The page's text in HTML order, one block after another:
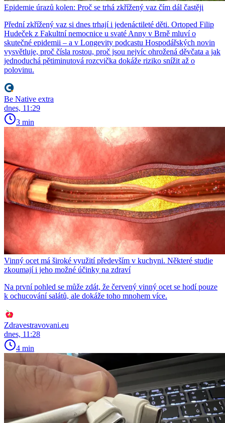
Epidemie úrazů kolen: Proč se trhá zkřížený vaz čím dál častěji
Přední zkřížený vaz si dnes trhají i jedenáctileté děti. Ortoped Filip
Hudeček z Fakultní nemocnice u svaté Anny v Brně mluví o
skutečné epidemii – a v Longevity podcastu Hospodářských novin
vysvětluje, proč čísla rostou, proč jsou nejvíc ohrožená děvčata a jak
jednoduchá pětiminutová rozcvička dokáže riziko snížit až o
polovinu.
Be Native extra
dnes, 11:29
3 min
Vinný ocet má široké využití především v kuchyni. Některé studie
zkoumají i jeho možné účinky na zdraví
Na první pohled se může zdát, že červený vinný ocet se hodí pouze
k ochucování salátů, ale dokáže toho mnohem více.
Zdravestravovani.eu
dnes, 11:28
4 min